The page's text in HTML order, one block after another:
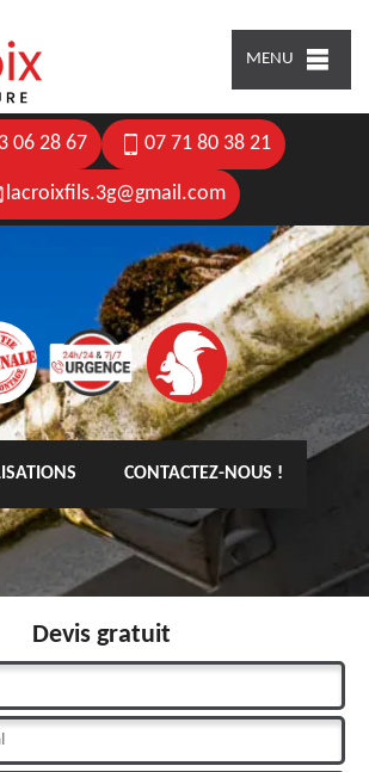
MENU
06 28 67 07 71 80 38 21
lacroixfils.3g@gmail.com
CONTACTEZ-NOUS !
Devis gratuit